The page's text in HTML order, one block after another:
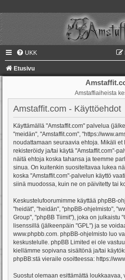
UKK
Etusivu
Amstaffiaiheista
Amstaffit.com - Käyttöehdot
Käyttämällä "Amstaffit.com" palvelua
"meidän", "Amstaffit.com", "https://
noudattamaan seuraavia ehtoja. Mikäli et
rekisteröidy ja/tai käytä "Amstaffit.com"-
näitä ehtoja koska tahansa ja teemme
sinua. On kuitenkin suositeltavaa lukea
koska "Amstaffit.com"-palvelun käyttö
siinä muodossa, kuin ne on päivitetty tai
Keskustelufoorumimme käyttää phpBB-
"heidät", "heidän", "phpBB-ohjelmisto",
Group", "phpBB Tiimit"), joka on julkaistu "
lisenssillä (jälkeenpäin "GPL") ja se
www.phpbb.com. phpBB-ohjelmisto luo
keskustelulle. phpBB Limited ei ole
kiellämme sopivana sisältönä ja/tai
phpBB:stä vieraile osoitteessa: https://
Suostut olemaan esittämättä